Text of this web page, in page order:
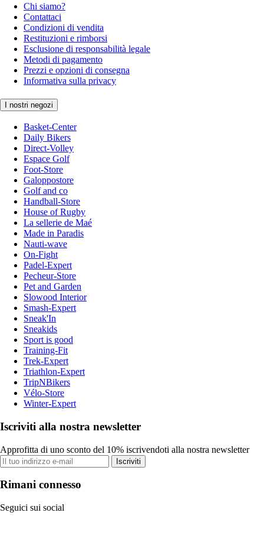
Chi siamo?
Contattaci
Condizioni di vendita
Restituzioni e rimborsi
Esclusione di responsabilità legale
Metodi di pagamento
Prezzi e opzioni di consegna
Informativa sulla privacy
I nostri negozi
Basket-Center
Daily Bikers
Direct-Volley
Espace Golf
Foot-Store
Galoppostore
Golf and co
Handball-Store
House of Rugby
La sellerie de Maé
Made in Paradis
Nauti-wave
On-Fight
Padel-Expert
Pecheur-Store
Pet and Garden
Slowood Interior
Smash-Expert
Sneak'In
Sneakids
Sport is good
Training-Fit
Trek-Expert
Triathlon-Expert
TripNBikers
Vélo-Store
Winter-Expert
Iscriviti alla nostra newsletter
Approfitta di uno sconto del 10% iscrivendoti alla nostra newsletter
Iscriviti
Rimani connesso
Seguici sui social